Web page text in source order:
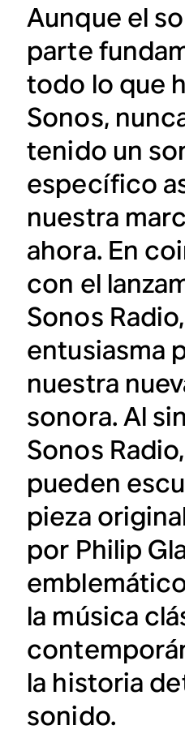
Aunque el
parte
todo lo que
Sonos,
tenido un
específico
nuestra
ahora. En
con el
Sonos
entusiasma
nuestra
sonora. Al
Sonos
pueden
pieza
por Philip
la música
la historia
sonido.